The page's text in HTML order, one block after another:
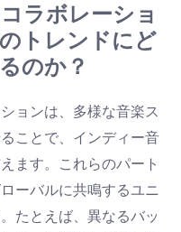
ラボレーショ
トレンドにど
のか？
ョンは、多様な音楽ス
ことで、インディー音
ます。これらのパート
ーバルに共鳴するユニ
たとえば、異なるバッ